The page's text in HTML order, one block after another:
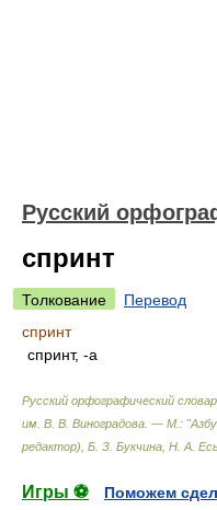
Русский
спринт
Толкование
Перевод
спринт
спринт, -а
Русский орфографический
им. В. В. Виноградова. — М.:
редактор), Б. З. Букчина, Н. А.
Игры ⚽
Поможем